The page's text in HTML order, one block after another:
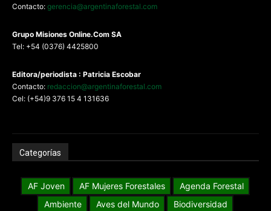
Contacto: gerencia@argentinaforestal.com
Grupo Misiones Online.Com SA
Tel: +54 (0376) 4425800
Editora/periodista : Patricia Escobar
Contacto: redaccion@argentinaforestal.com
Cel: (+54)9 376 15 4 131636
Categorías
AF Joven AF Mujeres Forestales
Agenda Forestal
Ambiente
Aves del Mundo
Biodiversidad